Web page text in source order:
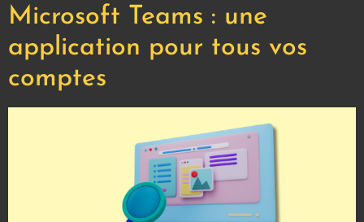
Microsoft Teams : une
application pour tous vos
comptes